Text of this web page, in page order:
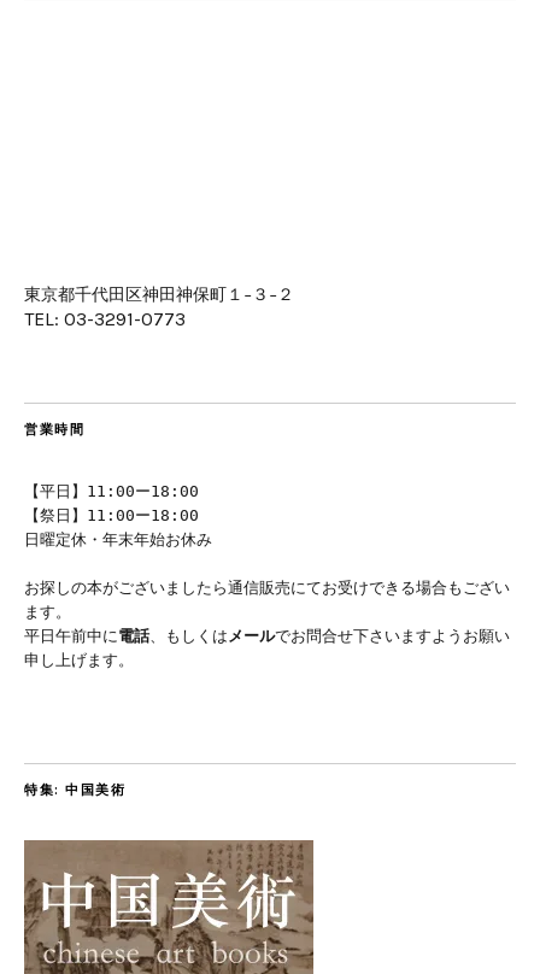
東京都千代田区神田神保町１−３−２
TEL: 03-3291-0773
営業時間
【平日】11:00ー18:00
【祭日】11:00ー18:00
日曜定休・年末年始お休み
お探しの本がございましたら通信販売にてお受けできる場合もござい
ます。
平日午前中に電話、もしくはメールでお問合せ下さいますようお願い
申し上げます。
特集: 中国美術